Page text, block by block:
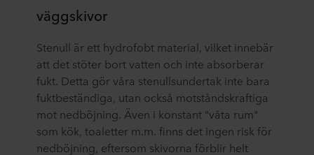
väggskivor
Stenull är ett hydrofobt material, vilket innebär
att det stöter bort vatten och inte absorberar
fukt. Detta gör våra stenullsundertak inte bara
fuktbeständiga, utan också motståndskraftiga
mot nedböjning. Även i konstant "våta rum"
som kök, toaletter m.m. finns det ingen risk för
nedböjning, eftersom skivorna förblir helt